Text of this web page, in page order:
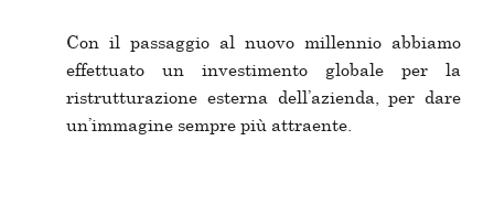
Con il passaggio al nuovo millennio abbiamo
effettuato un investimento globale per la
ristrutturazione esterna dell’azienda, per dare
un’immagine sempre più attraente.